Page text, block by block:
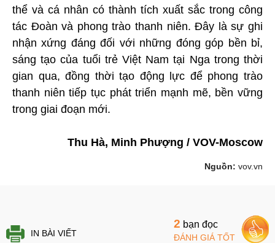
thể và cá nhân có thành tích xuất sắc trong công
tác Đoàn và phong trào thanh niên. Đây là sự ghi
nhận xứng đáng đối với những đóng góp bền bỉ,
sáng tạo của tuổi trẻ Việt Nam tại Nga trong thời
gian qua, đồng thời tạo động lực để phong trào
thanh niên tiếp tục phát triển mạnh mẽ, bền vững
trong giai đoạn mới.
Thu Hà, Minh Phượng / VOV-Moscow
Nguồn: vov.vn
IN BÀI VIẾT
2 bạn đọc
ĐÁNH GIÁ TỐT